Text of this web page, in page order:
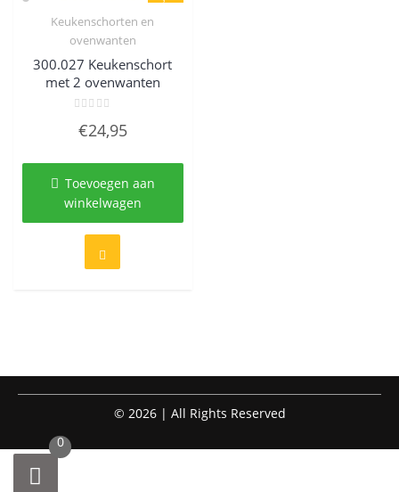
Quick View
Keukenschorten en
ovenwanten
300.027 Keukenschort
met 2 ovenwanten
0
uit
€24,95
Toevoegen aan
winkelwagen
© 2026 | All Rights Reserved
0